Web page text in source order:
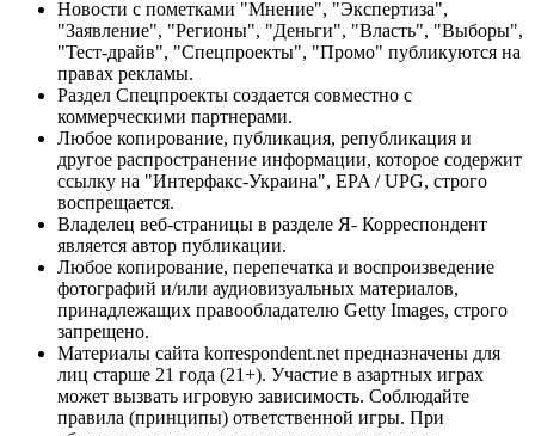
Новости с пометками "Мнение", "Экспертиза",
"Заявление", "Регионы", "Деньги", "Власть", "Выборы",
"Тест-драйв", "Спецпроекты", "Промо" публикуются на
правах рекламы.
Раздел Спецпроекты создается совместно с
коммерческими партнерами.
Любое копирование, публикация, републикация и
другое распространение информации, которое содержит
ссылку на "Интерфакс-Украина", EPA / UPG, строго
воспрещается.
Владелец веб-страницы в разделе Я- Корреспондент
является автор публикации.
Любое копирование, перепечатка и воспроизведение
фотографий и/или аудиовизуальных материалов,
принадлежащих правообладателю Getty Images, строго
запрещено.
Материалы сайта korrespondent.net предназначены для
лиц старше 21 года (21+). Участие в азартных играх
может вызвать игровую зависимость. Соблюдайте
правила (принципы) ответственной игры. При